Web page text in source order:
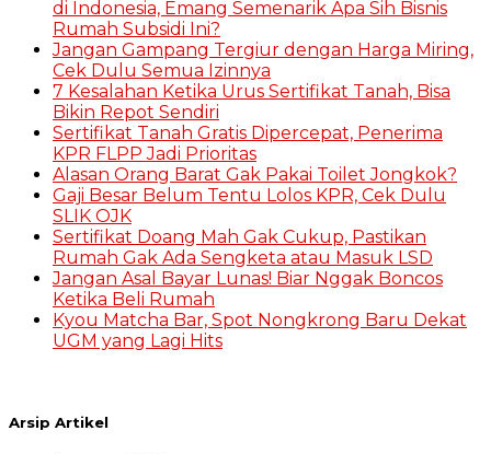
di Indonesia, Emang Semenarik Apa Sih Bisnis
Rumah Subsidi Ini?
Jangan Gampang Tergiur dengan Harga Miring,
Cek Dulu Semua Izinnya
7 Kesalahan Ketika Urus Sertifikat Tanah, Bisa
Bikin Repot Sendiri
Sertifikat Tanah Gratis Dipercepat, Penerima
KPR FLPP Jadi Prioritas
Alasan Orang Barat Gak Pakai Toilet Jongkok?
Gaji Besar Belum Tentu Lolos KPR, Cek Dulu
SLIK OJK
Sertifikat Doang Mah Gak Cukup, Pastikan
Rumah Gak Ada Sengketa atau Masuk LSD
Jangan Asal Bayar Lunas! Biar Nggak Boncos
Ketika Beli Rumah
Kyou Matcha Bar, Spot Nongkrong Baru Dekat
UGM yang Lagi Hits
Arsip Artikel